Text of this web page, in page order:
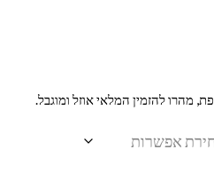
מהרו להזמין המלאי אוזל ומוגבל.